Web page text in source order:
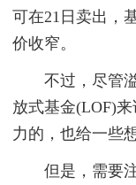
可在21日卖出，
价收窄。
不过，尽管溢
放式基金(LOF)
力的，也给一些
但是，需要注